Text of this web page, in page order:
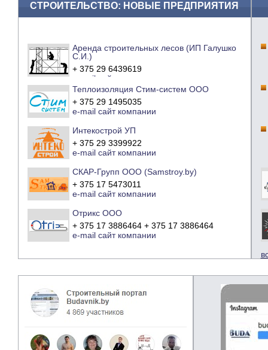
СТРОИТЕЛЬСТВО: НОВЫЕ ПРЕДПРИЯТИЯ
Аренда строительных лесов (ИП Галушко
С.И.)
+ 375 29 6439619
e-mail
сайт компании
Теплоизоляция Стим-систем ООО
+ 375 29 1495035
e-mail сайт компании
Интекострой УП
+ 375 29 3399922
e-mail сайт компании
СКАР-Групп ООО (Samstroy.by)
+ 375 17 5473011
e-mail сайт компании
Отрикс ООО
+ 375 17 3886464 + 375 17 3886464
e-mail сайт компании